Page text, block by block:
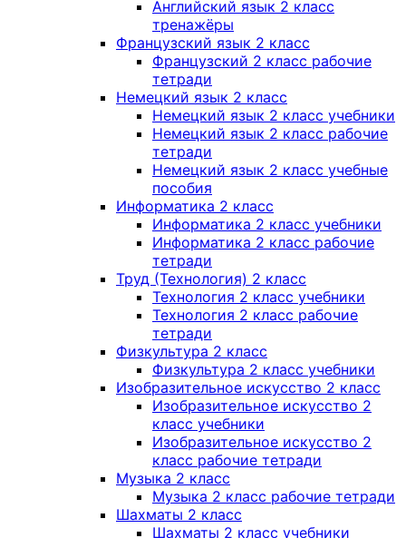
Английский язык 2 класс
тренажёры
Французский язык 2 класс
Французский 2 класс рабочие
тетради
Немецкий язык 2 класс
Немецкий язык 2 класс учебники
Немецкий язык 2 класс рабочие
тетради
Немецкий язык 2 класс учебные
пособия
Информатика 2 класс
Информатика 2 класс учебники
Информатика 2 класс рабочие
тетради
Труд (Технология) 2 класс
Технология 2 класс учебники
Технология 2 класс рабочие
тетради
Физкультура 2 класс
Физкультура 2 класс учебники
Изобразительное искусство 2 класс
Изобразительное искусство 2
класс учебники
Изобразительное искусство 2
класс рабочие тетради
Музыка 2 класс
Музыка 2 класс рабочие тетради
Шахматы 2 класс
Шахматы 2 класс учебники